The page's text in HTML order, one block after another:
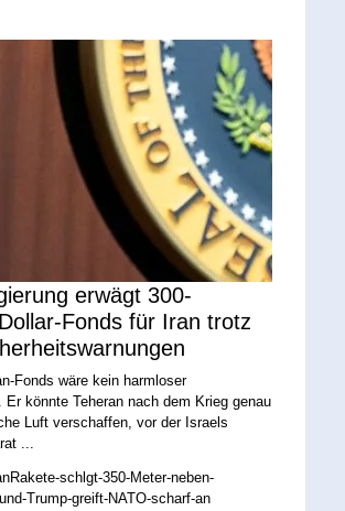
erwägt 300-
Fonds für Iran trotz
Fonds wäre kein harmloser
Er könnte Teheran nach dem Krieg genau
Luft verschaffen, vor der Israels
...